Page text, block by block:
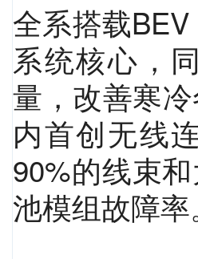
全系搭载
系统核心，
量，改善寒
内首创无线
90%的线束
池模组故障率